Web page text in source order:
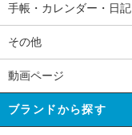
手帳・カレンダー・日記
その他
動画ページ
ブランドから探す